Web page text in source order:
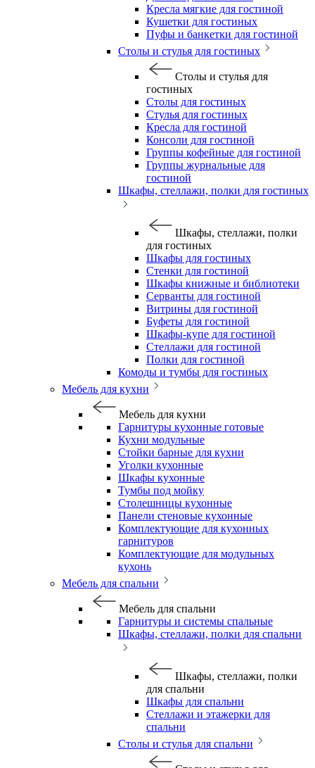
Кресла мягкие для гостиной
Кушетки для гостиных
Пуфы и банкетки для гостиной
Столы и стулья для гостиных
Столы и стулья для
гостиных
Столы для гостиных
Стулья для гостиных
Кресла для гостиной
Консоли для гостиной
Группы кофейные для гостиной
Группы журнальные для
гостиной
Шкафы, стеллажи, полки для гостиных
Шкафы, стеллажи, полки
для гостиных
Шкафы для гостиных
Стенки для гостиной
Шкафы книжные и библиотеки
Серванты для гостиной
Витрины для гостиной
Буфеты для гостиной
Шкафы-купе для гостиной
Стеллажи для гостиной
Полки для гостиной
Комоды и тумбы для гостиных
Мебель для кухни
Мебель для кухни
Гарнитуры кухонные готовые
Кухни модульные
Стойки барные для кухни
Уголки кухонные
Шкафы кухонные
Тумбы под мойку
Столешницы кухонные
Панели стеновые кухонные
Комплектующие для кухонных
гарнитуров
Комплектующие для модульных
кухонь
Мебель для спальни
Мебель для спальни
Гарнитуры и системы спальные
Шкафы, стеллажи, полки для спальни
Шкафы, стеллажи, полки
для спальни
Шкафы для спальни
Стеллажи и этажерки для
спальни
Столы и стулья для спальни